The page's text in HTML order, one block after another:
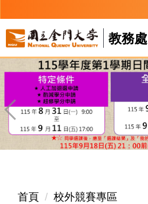
到
主
要
內
區
教務處
首頁 校外競賽專區